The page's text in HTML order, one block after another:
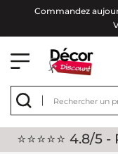
Commandez
⭐⭐⭐⭐⭐ 4.8/